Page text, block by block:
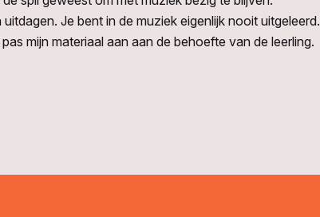
Je bent in de muziek eigenlijk nooit uitgeleerd.
mijn materiaal aan aan de behoefte van de leerling.